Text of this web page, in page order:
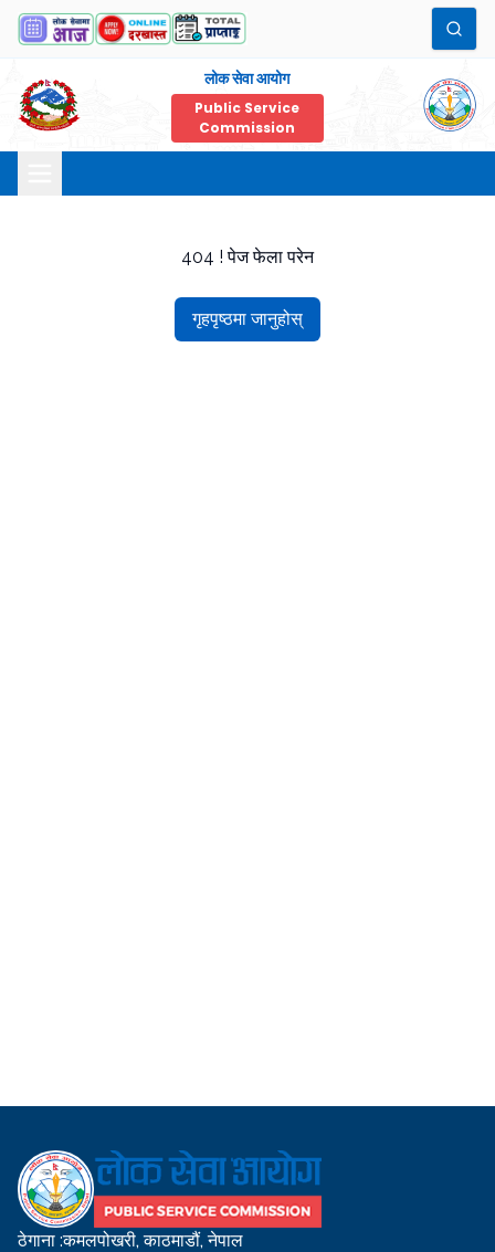
लोक सेवा आयोग
Public Service
Commission
404 ! पेज फेला परेन
गृहपृष्ठमा जानुहोस्
ठेगाना :कमलपोखरी, काठमाडौं, नेपाल